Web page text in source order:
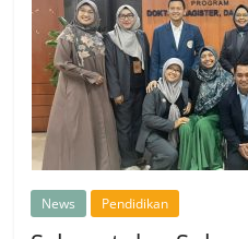
News Pendidikan